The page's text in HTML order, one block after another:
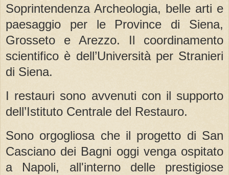
Soprintendenza Archeologia, belle arti e
paesaggio per le Province di Siena,
Grosseto e Arezzo. Il coordinamento
scientifico è dell’Università per Stranieri
di Siena.
I restauri sono avvenuti con il supporto
dell’Istituto Centrale del Restauro.
Sono orgogliosa che il progetto di San
Casciano dei Bagni oggi venga ospitato
a Napoli, all'interno delle prestigiose